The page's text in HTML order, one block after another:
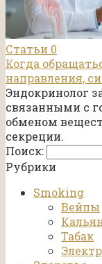
Статьи 0
Когда
направления,
Эндокринолог
связанными с
обменом
секреции.
Поиск:
Рубрики
Smoking
Вейпы
Табак